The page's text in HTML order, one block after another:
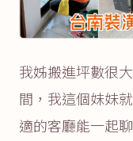
我姊搬進坪數很
間，我這個妹妹
適的客廳能一起